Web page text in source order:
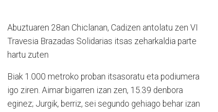
Abuztuaren 28an Chiclanan, Cadizen antolatu zen VI
Travesia Brazadas Solidarias itsas zeharkaldia parte
hartu zuten
Biak 1.000 metroko proban itsasoratu eta podiumera
igo ziren. Aimar bigarren izan zen, 15.39 denbora
eginez; Jurgik, berriz, sei segundo gehiago behar izan